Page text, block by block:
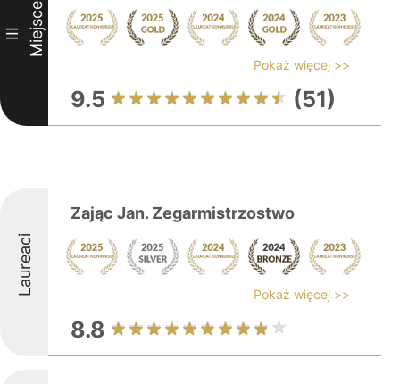
III Miejsce
Pokaż więcej >>
9.5 (51)
Laureaci
Zając Jan. Zegarmistrzostwo
Pokaż więcej >>
8.8